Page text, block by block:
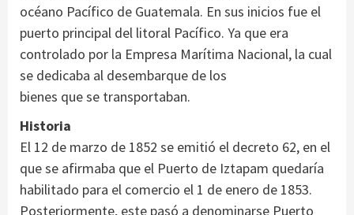
océano Pacífico de Guatemala. En sus inicios fue el
puerto principal del litoral Pacífico. Ya que era
controlado por la Empresa Marítima Nacional, la cual
se dedicaba al desembarque de los
bienes que se transportaban.
Historia
El 12 de marzo de 1852 se emitió el decreto 62, en el
que se afirmaba que el Puerto de Iztapam quedaría
habilitado para el comercio el 1 de enero de 1853.
Posteriormente, este pasó a denominarse Puerto